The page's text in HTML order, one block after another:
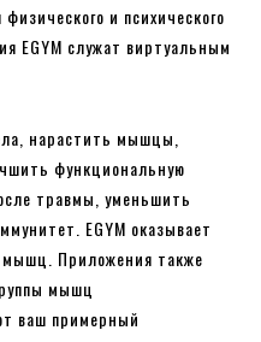
и психического
EGYM служат виртуальным
нарастить мышцы,
функциональную
травмы, уменьшить
EGYM оказывает
мышц. Приложения также
мышц
ваш примерный